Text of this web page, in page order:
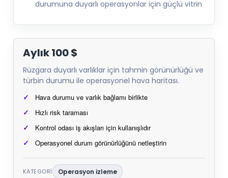
durumuna duyarlı operasyonlar için güçlü vitrin
Aylık 100 $
Rüzgara duyarlı varlıklar için tahmin görünürlüğü ve
türbin durumu ile operasyonel hava haritası.
Hava durumu ve varlık bağlamı birlikte
Hızlı risk taraması
Kontrol odası iş akışları için kullanışlıdır
Operasyonel durum görünürlüğünü netleştirin
KATEGORI Operasyon izleme